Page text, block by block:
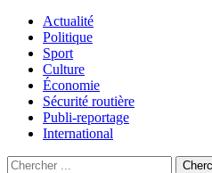
Actualité
Politique
Sport
Culture
Économie
Sécurité routière
Publi-reportage
International